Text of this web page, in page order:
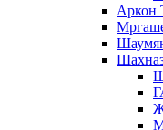
Аркон